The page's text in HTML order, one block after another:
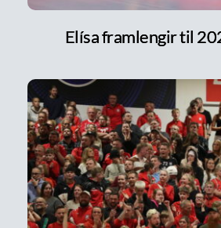
Elísa framlengir til